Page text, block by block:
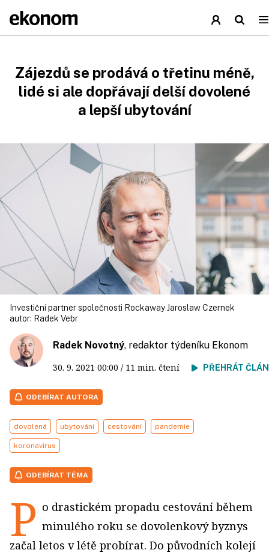
Zájezdů se prodává o třetinu méně,
lidé si ale dopřávají delší dovolené
a lepší ubytování
Investiční partner společnosti Rockaway Jaroslaw Czernek
autor: Radek Vebr
Radek Novotný, redaktor týdeníku Ekonom
30. 9. 2021 00:00 / 11 min. čtení PŘEHRÁT
ODEBÍRAT AUTORA
dovolená ubytování cestování pandemie
koronavirus
ODEBÍRAT TÉMA
P o drastickém propadu cestování během
minulého roku se dovolenkový byznys
začal letos v létě probírat. Do původních kolejí